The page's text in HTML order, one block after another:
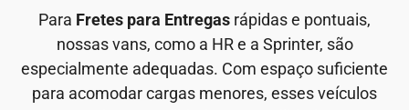
Para Fretes para Entregas rápidas e pontuais,
nossas vans, como a HR e a Sprinter, são
especialmente adequadas. Com espaço suficiente
para acomodar cargas menores, esses veículos